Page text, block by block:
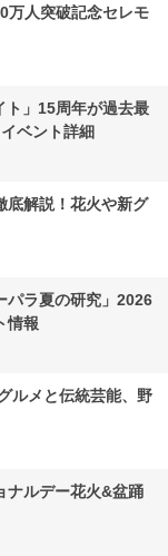
万人突破記念セレモ
ト」15周年が過去最
ベント詳細
底解説！花火や新グ
パラ夏の研究」2026
情報
ルメと伝統芸能、野
ナルデー花火&盆踊